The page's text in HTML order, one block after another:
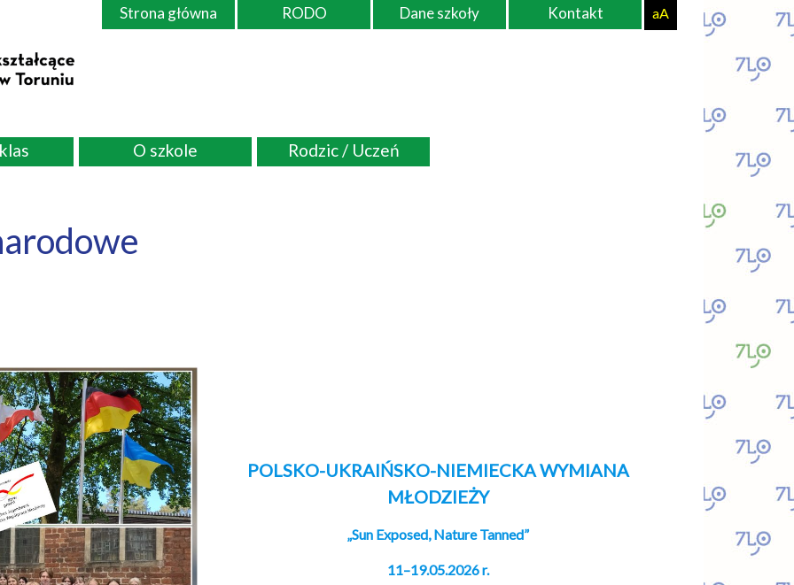
Strona główna RODO Dane szkoły Kontakt aA
O szkole Rodzic / Uczeń
POLSKO-UKRAIŃSKO-NIEMIECKA WYMIANA
MŁODZIEŻY
„Sun Exposed, Nature Tanned”
11–19.05.2026 r.